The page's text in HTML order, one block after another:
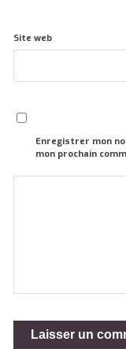
Site web
Enregistrer mon
mon prochain